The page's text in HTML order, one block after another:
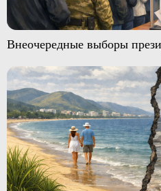
Внеочередные выборы